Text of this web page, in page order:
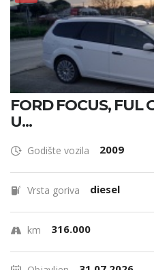
FORD FOCUS, FUL
U...
Godište vozila 2009
Vrsta goriva diesel
km 316.000